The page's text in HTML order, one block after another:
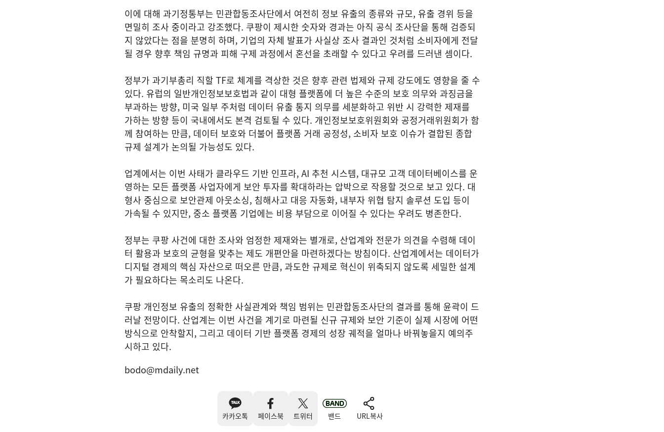
이에 대해 과기정통부는 민관합동조사단에서 여전히 정보 유출의 종류와 규모, 유출 경위 등을
면밀히 조사 중이라고 강조했다. 쿠팡이 제시한 숫자와 경과는 아직 공식 조사단을 통해 검증되
지 않았다는 점을 분명히 하며, 기업의 자체 발표가 사실상 조사 결과인 것처럼 소비자에게 전달
될 경우 향후 책임 규명과 피해 구제 과정에서 혼선을 초래할 수 있다고 우려를 드러낸 셈이다.
정부가 과기부총리 직할 TF로 체계를 격상한 것은 향후 관련 법제와 규제 강도에도 영향을 줄 수
있다. 유럽의 일반개인정보보호법과 같이 대형 플랫폼에 더 높은 수준의 보호 의무와 과징금을
부과하는 방향, 미국 일부 주처럼 데이터 유출 통지 의무를 세분화하고 위반 시 강력한 제재를
가하는 방향 등이 국내에서도 본격 검토될 수 있다. 개인정보보호위원회와 공정거래위원회가 함
께 참여하는 만큼, 데이터 보호와 더불어 플랫폼 거래 공정성, 소비자 보호 이슈가 결합된 종합
규제 설계가 논의될 가능성도 있다.
업계에서는 이번 사태가 클라우드 기반 인프라, AI 추천 시스템, 대규모 고객 데이터베이스를 운
영하는 모든 플랫폼 사업자에게 보안 투자를 확대하라는 압박으로 작용할 것으로 보고 있다. 대
형사 중심으로 보안관제 아웃소싱, 침해사고 대응 자동화, 내부자 위협 탐지 솔루션 도입 등이
가속될 수 있지만, 중소 플랫폼 기업에는 비용 부담으로 이어질 수 있다는 우려도 병존한다.
정부는 쿠팡 사건에 대한 조사와 엄정한 제재와는 별개로, 산업계와 전문가 의견을 수렴해 데이
터 활용과 보호의 균형을 맞추는 제도 개편안을 마련하겠다는 방침이다. 산업계에서는 데이터가
디지털 경제의 핵심 자산으로 떠오른 만큼, 과도한 규제로 혁신이 위축되지 않도록 세밀한 설계
가 필요하다는 목소리도 나온다.
쿠팡 개인정보 유출의 정확한 사실관계와 책임 범위는 민관합동조사단의 결과를 통해 윤곽이 드
러날 전망이다. 산업계는 이번 사건을 계기로 마련될 신규 규제와 보안 기준이 실제 시장에 어떤
방식으로 안착할지, 그리고 데이터 기반 플랫폼 경제의 성장 궤적을 얼마나 바꿔놓을지 예의주
시하고 있다.
bodo@mdaily.net
카카오톡 페이스북 트위터 밴드 URL복사